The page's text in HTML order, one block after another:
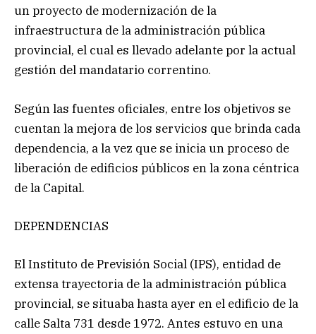
un proyecto de modernización de la
infraestructura de la administración pública
provincial, el cual es llevado adelante por la actual
gestión del mandatario correntino.
Según las fuentes oficiales, entre los objetivos se
cuentan la mejora de los servicios que brinda cada
dependencia, a la vez que se inicia un proceso de
liberación de edificios públicos en la zona céntrica
de la Capital.
DEPENDENCIAS
El Instituto de Previsión Social (IPS), entidad de
extensa trayectoria de la administración pública
provincial, se situaba hasta ayer en el edificio de la
calle Salta 731 desde 1972. Antes estuvo en una